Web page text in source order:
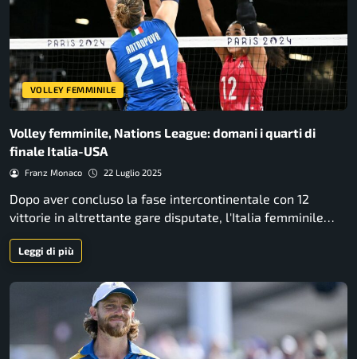
VOLLEY FEMMINILE
Volley femminile, Nations League: domani i quarti di
finale Italia-USA
Franz Monaco 22 Luglio 2025
Dopo aver concluso la fase intercontinentale con 12
vittorie in altrettante gare disputate, l'Italia femminile…
Leggi di più